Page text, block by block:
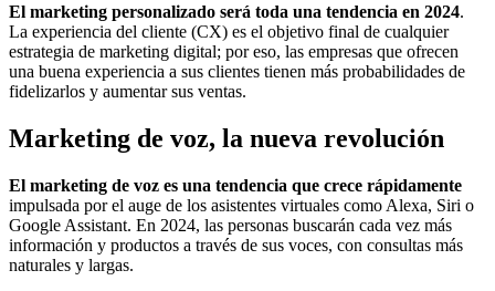
El marketing personalizado será toda una tendencia en 2024.
La experiencia del cliente (CX) es el objetivo final de cualquier
estrategia de marketing digital; por eso, las empresas que ofrecen
una buena experiencia a sus clientes tienen más probabilidades de
fidelizarlos y aumentar sus ventas.
Marketing de voz, la nueva revolución
El marketing de voz es una tendencia que crece rápidamente
impulsada por el auge de los asistentes virtuales como Alexa, Siri o
Google Assistant. En 2024, las personas buscarán cada vez más
información y productos a través de sus voces, con consultas más
naturales y largas.